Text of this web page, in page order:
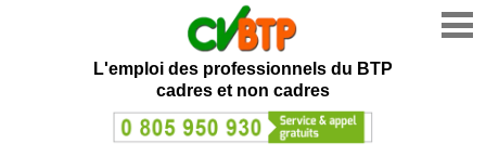
L'emploi des professionnels du BTP
cadres et non cadres